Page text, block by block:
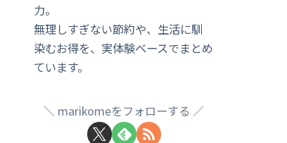
力。
無理しすぎない節約や、生活に馴
染むお得を、実体験ベースでまとめ
ています。
marikomeをフォローする